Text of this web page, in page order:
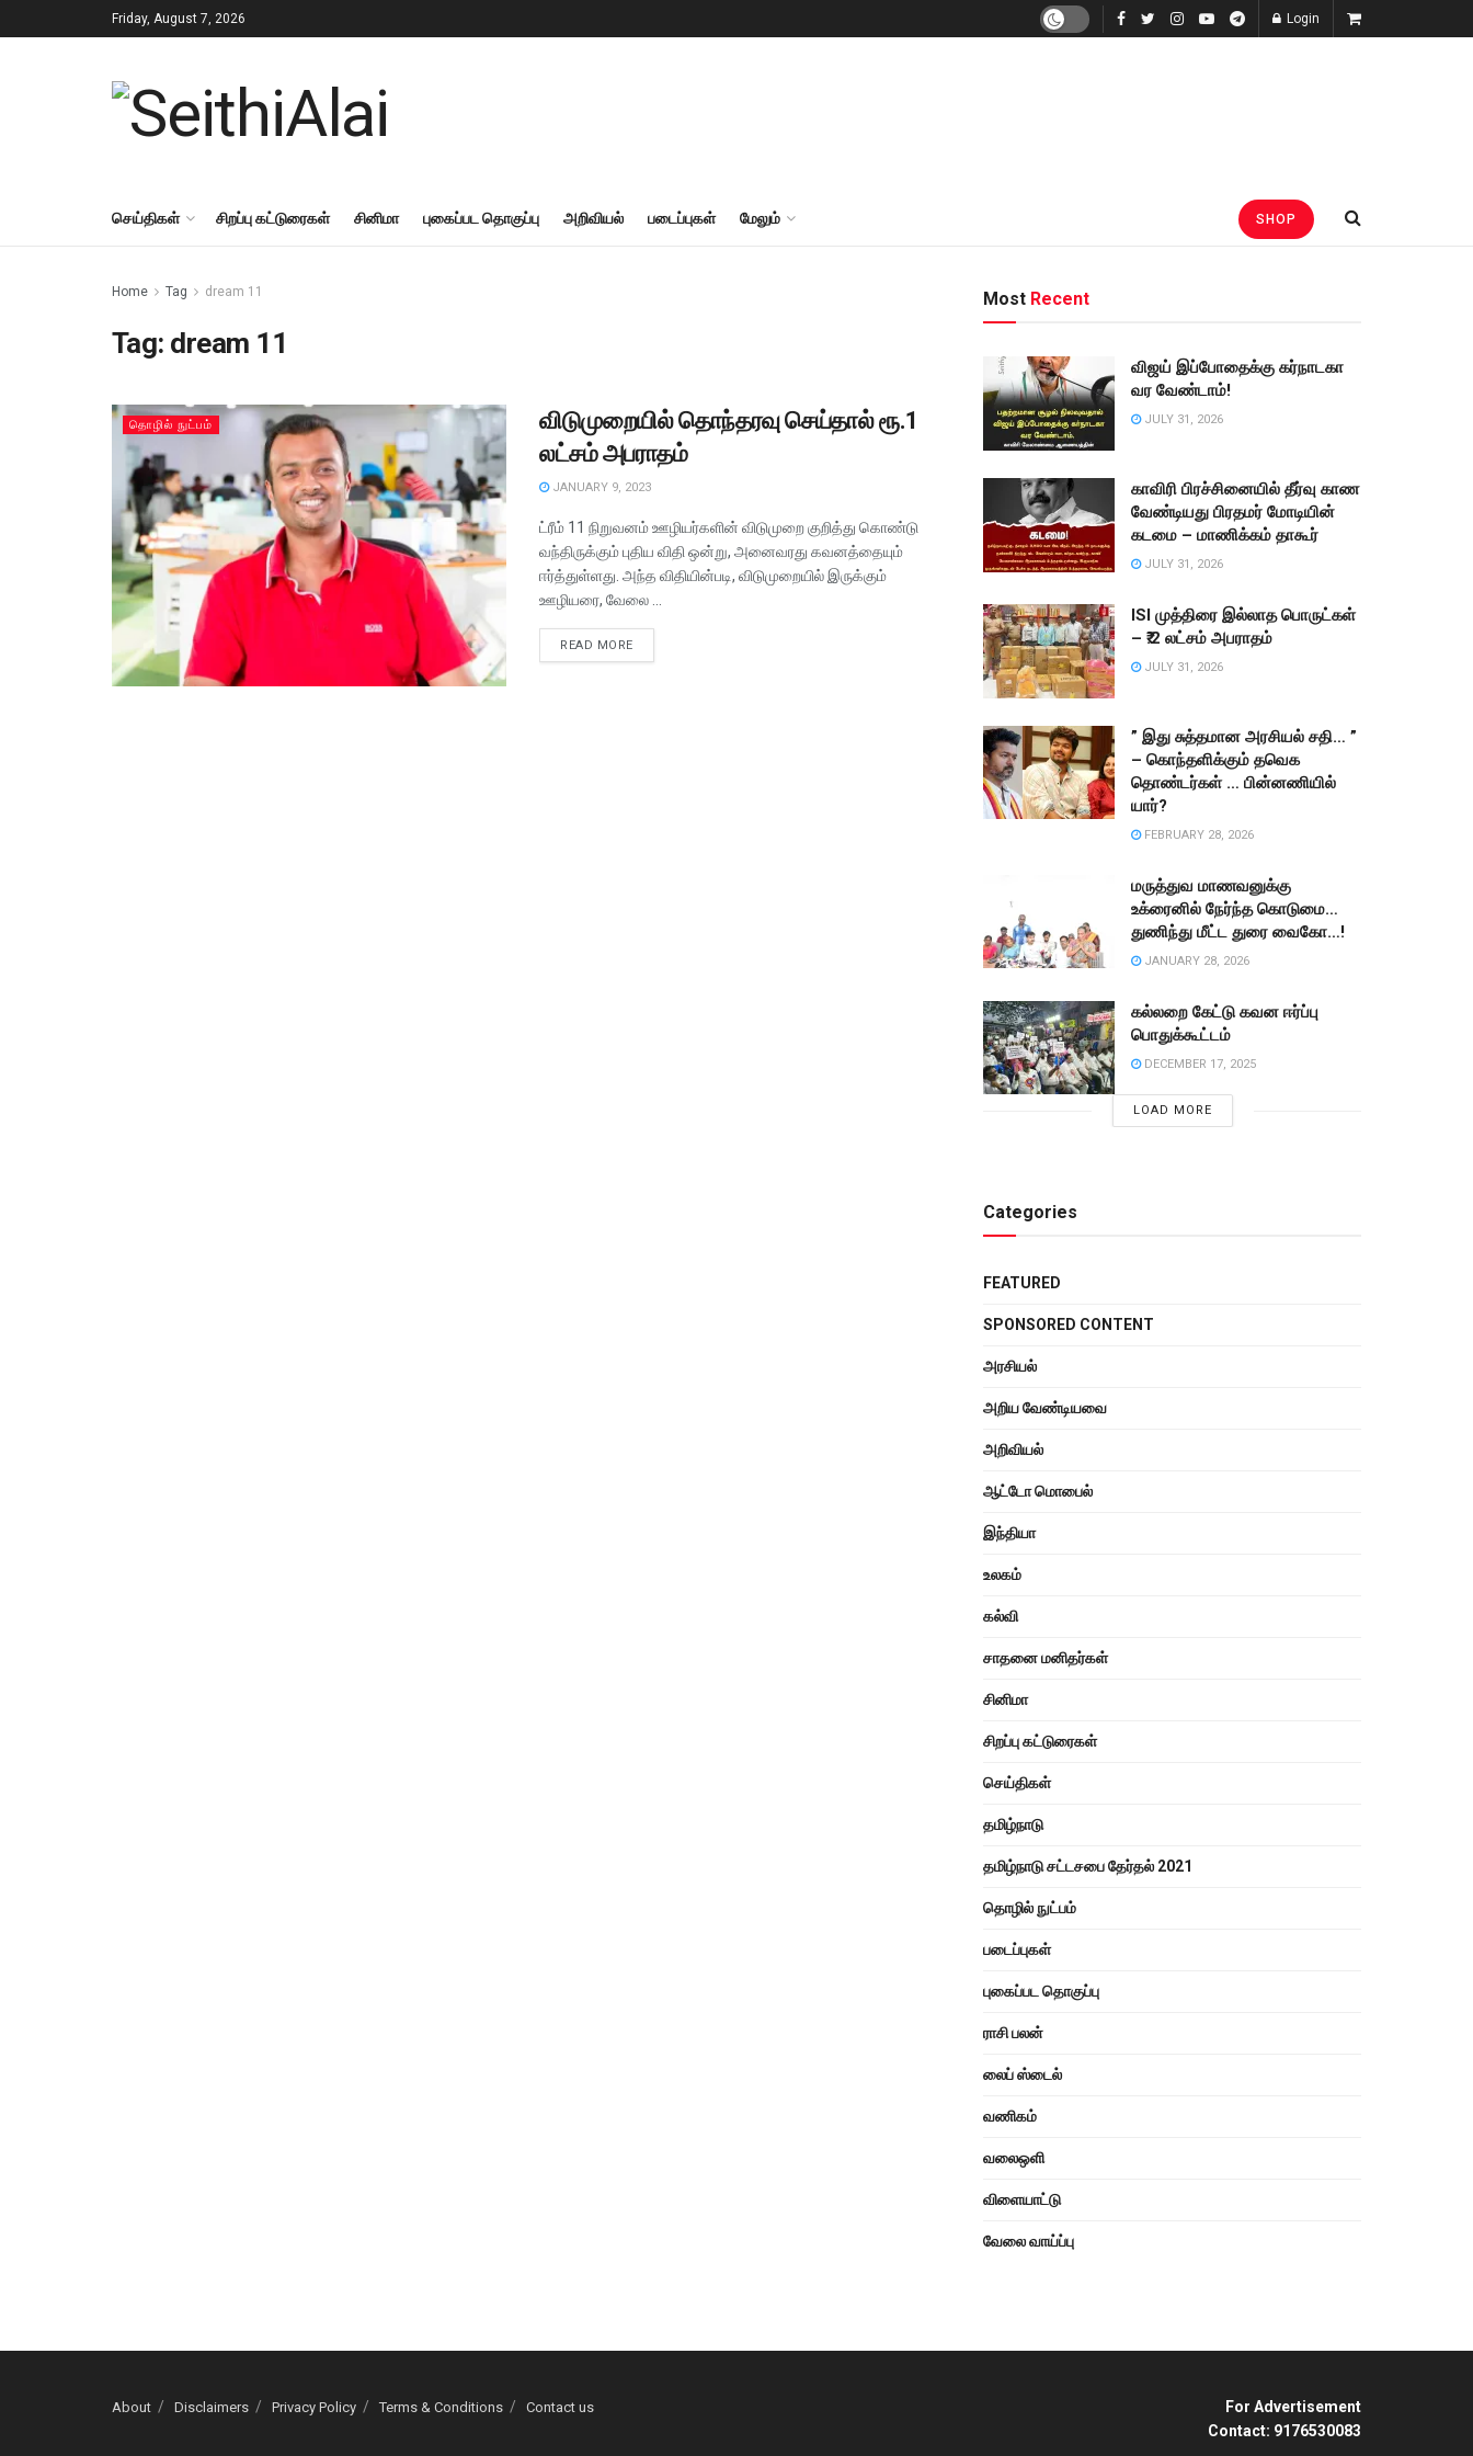
Friday, August 7, 2026 Login
செய்திகள் சிறப்பு கட்டுரைகள் சினிமா புகைப்பட தொகுப்பு அறிவியல் படைப்புகள் மேலும் SHOP
Home Tag dream 11
Tag: dream 11
தொழில் நுட்பம்
விடுமுறையில் தொந்தரவு செய்தால் ரூ.1
லட்சம் அபராதம்
JANUARY 9, 2023
ட்ரீம் 11 நிறுவனம் ஊழியர்களின் விடுமுறை குறித்து கொண்டு
வந்திருக்கும் புதிய விதி ஒன்று, அனைவரது கவனத்தையும்
ஈர்த்துள்ளது. அந்த விதியின்படி, விடுமுறையில் இருக்கும்
ஊழியரை, வேலை ...
READ MORE
Most Recent
விஜய் இப்போதைக்கு கர்நாடகா
வர வேண்டாம்!
JULY 31, 2026
காவிரி பிரச்சினையில் தீர்வு காண
வேண்டியது பிரதமர் மோடியின்
கடமை – மாணிக்கம் தாகூர்
JULY 31, 2026
ISI முத்திரை இல்லாத பொருட்கள்
– ₹.2 லட்சம் அபராதம்
JULY 31, 2026
” இது சுத்தமான அரசியல் சதி… ”
– கொந்தளிக்கும் தவெக
தொண்டர்கள் … பின்னணியில்
யார்?
FEBRUARY 28, 2026
மருத்துவ மாணவனுக்கு
உக்ரைனில் நேர்ந்த கொடுமை…
துணிந்து மீட்ட துரை வைகோ…!
JANUARY 28, 2026
கல்லறை கேட்டு கவன ஈர்ப்பு
பொதுக்கூட்டம்
DECEMBER 17, 2025
LOAD MORE
Categories
FEATURED
SPONSORED CONTENT
அரசியல்
அறிய வேண்டியவை
அறிவியல்
ஆட்டோ மொபைல்
இந்தியா
உலகம்
கல்வி
சாதனை மனிதர்கள்
சினிமா
சிறப்பு கட்டுரைகள்
செய்திகள்
தமிழ்நாடு
தமிழ்நாடு சட்டசபை தேர்தல் 2021
தொழில் நுட்பம்
படைப்புகள்
புகைப்பட தொகுப்பு
ராசி பலன்
லைப் ஸ்டைல்
வணிகம்
வலைஒளி
விளையாட்டு
வேலை வாய்ப்பு
About Disclaimers Privacy Policy Terms & Conditions Contact us
For Advertisement
Contact: 9176530083